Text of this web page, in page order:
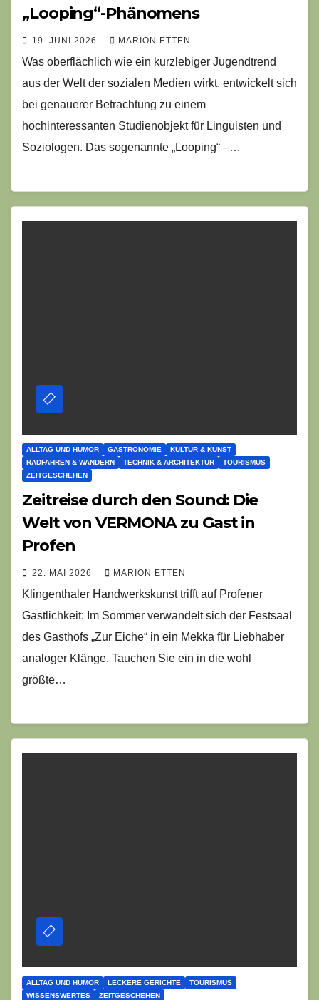
„Looping“-Phänomens
19. JUNI 2026 MARION ETTEN
Was oberflächlich wie ein kurzlebiger Jugendtrend
aus der Welt der sozialen Medien wirkt, entwickelt sich
bei genauerer Betrachtung zu einem
hochinteressanten Studienobjekt für Linguisten und
Soziologen. Das sogenannte „Looping“ –…
ALLTAG UND HUMOR GASTRONOMIE
KULTUR & KUNST
RADFAHREN & WANDERN
TECHNIK & ARCHITEKTUR
TOURISMUS
ZEITGESCHEHEN
Zeitreise durch den Sound: Die
Welt von VERMONA zu Gast in
Profen
22. MAI 2026 MARION ETTEN
Klingenthaler Handwerkskunst trifft auf Profener
Gastlichkeit: Im Sommer verwandelt sich der Festsaal
des Gasthofs „Zur Eiche“ in ein Mekka für Liebhaber
analoger Klänge. Tauchen Sie ein in die wohl
größte…
ALLTAG UND HUMOR LECKERE GERICHTE
TOURISMUS
WISSENSWERTES
ZEITGESCHEHEN